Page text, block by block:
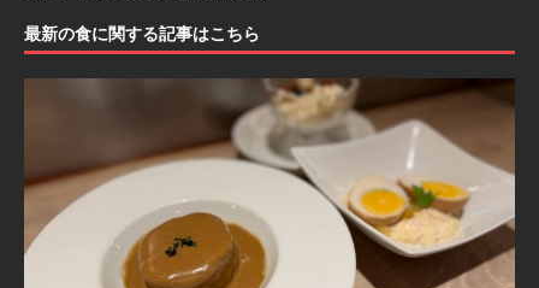
最新の食に関する記事はこちら